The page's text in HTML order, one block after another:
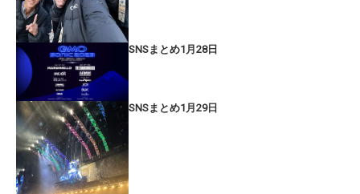
SNSまとめ1月28日
SNSまとめ1月29日